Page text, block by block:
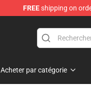
FREEshipping on
Acheter par catégorie